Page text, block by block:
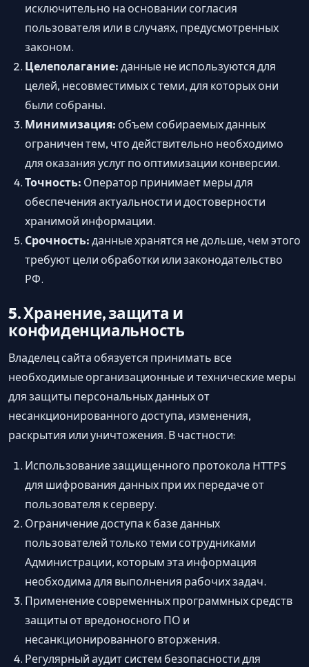
исключительно на основании согласия
пользователя или в случаях, предусмотренных
законом.
Целеполагание: данные не используются для
целей, несовместимых с теми, для которых они
были собраны.
Минимизация: объем собираемых данных
ограничен тем, что действительно необходимо
для оказания услуг по оптимизации конверсии.
Точность: Оператор принимает меры для
обеспечения актуальности и достоверности
хранимой информации.
Срочность: данные хранятся не дольше, чем этого
требуют цели обработки или законодательство
РФ.
5. Хранение, защита и
конфиденциальность
Владелец сайта обязуется принимать все
необходимые организационные и технические меры
для защиты персональных данных от
несанкционированного доступа, изменения,
раскрытия или уничтожения. В частности:
Использование защищенного протокола HTTPS
для шифрования данных при их передаче от
пользователя к серверу.
Ограничение доступа к базе данных
пользователей только теми сотрудниками
Администрации, которым эта информация
необходима для выполнения рабочих задач.
Применение современных программных средств
защиты от вредоносного ПО и
несанкционированного вторжения.
Регулярный аудит систем безопасности для